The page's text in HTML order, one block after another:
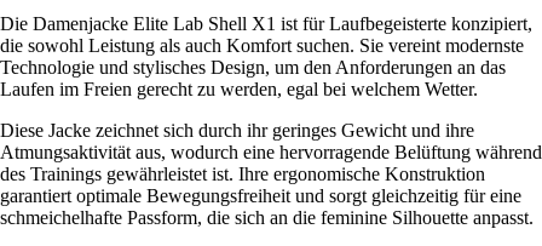
Die Damenjacke Elite Lab Shell X1 ist für Laufbegeisterte konzipiert,
die sowohl Leistung als auch Komfort suchen. Sie vereint modernste
Technologie und stylisches Design, um den Anforderungen an das
Laufen im Freien gerecht zu werden, egal bei welchem Wetter.
Diese Jacke zeichnet sich durch ihr geringes Gewicht und ihre
Atmungsaktivität aus, wodurch eine hervorragende Belüftung während
des Trainings gewährleistet ist. Ihre ergonomische Konstruktion
garantiert optimale Bewegungsfreiheit und sorgt gleichzeitig für eine
schmeichelhafte Passform, die sich an die feminine Silhouette anpasst.